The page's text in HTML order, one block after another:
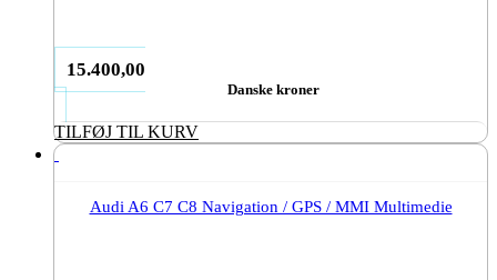
15.400,00
Danske kroner
TILFØJ TIL KURV
Audi A6 C7 C8 Navigation / GPS / MMI Multimedie